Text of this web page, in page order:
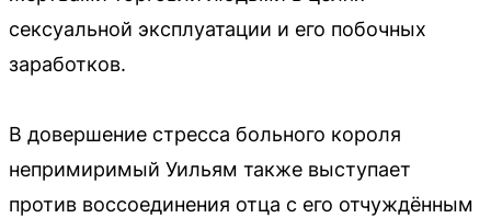
сексуальной эксплуатации и его побочных
заработков.
В довершение стресса больного короля
непримиримый Уильям также выступает
против воссоединения отца с его отчуждённым